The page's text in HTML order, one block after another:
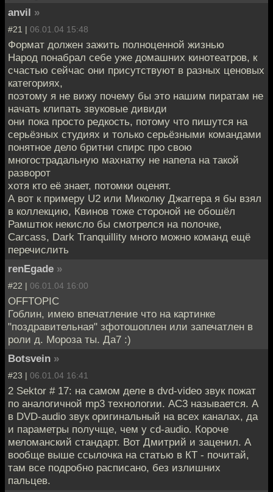
anvil »
#21 | 06.01.04 15:48
Формат должен зажить полноценной жизнью
Народ понабрал себе уже домашних кинотеатров, к
счастью сейчас они присутствуют в разных ценовых
категориях,
поэтому я не вижу почему бы это нашим пиратам не
начать клипать звуковые дивиди
они пока просто редкость, потому что пишутся на
серьёзных студиях и только серьёзными командами
понятное дело бритни спирс про свою
многострадальную махнатку не напела на такой
разворот
хотя кто её знает, потомки оценят.
А вот к примеру U2 или Миколку Джаггера я бы взял
в коллекцию, Квинов тоже стороной не обошёл
Рамштюк некисло бы смотрелся на полочке,
Carcass, Dark Tranquillity много можно команд ещё
перечислить
renEgade »
#22 | 06.01.04 16:00
OFFTOPIC
Гоблин, имею впечатление что на картинке
"поздравительная" зфотошоплен или запечатлен в
роли д. Мороза ты. Да7 :)
Botsvein »
#23 | 06.01.04 16:41
2 Sektor # 17: на самом деле в dvd-video звук пожат
по аналогичной mp3 технологии. AC3 называется. А
в DVD-audio звук оригинальный на всех каналах, да
и параметры получще, чем у cd-audio. Короче
меломанский стандарт. Вот Дмитрий и заценил. А
вообще выше ссылочка на статью в КТ - почитай,
там все подробно расписано, без излишних
пальцев.